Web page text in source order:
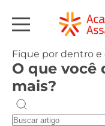
Fique por dentro e
O que você
mais?